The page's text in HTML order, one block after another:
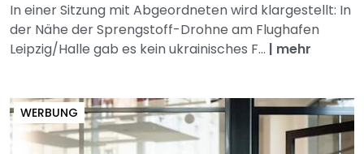
In einer Sitzung mit Abgeordneten wird klargestellt: In
der Nähe der Sprengstoff-Drohne am Flughafen
Leipzig/Halle gab es kein ukrainisches F... | mehr
WERBUNG